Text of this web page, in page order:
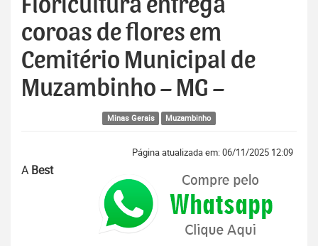
Floricultura entrega
coroas de flores em
Cemitério Municipal de
Muzambinho – MG –
Minas Gerais Muzambinho
Página atualizada em: 06/11/2025 12:09
A Best